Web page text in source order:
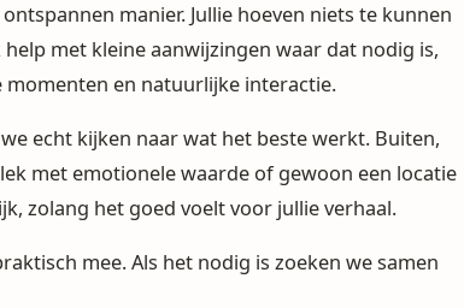
manier. Jullie hoeven niets te kunnen
met kleine aanwijzingen waar dat nodig is,
en natuurlijke interactie.
echt kijken naar wat het beste werkt. Buiten,
met emotionele waarde of gewoon een locatie
zolang het goed voelt voor jullie verhaal.
mee. Als het nodig is zoeken we samen